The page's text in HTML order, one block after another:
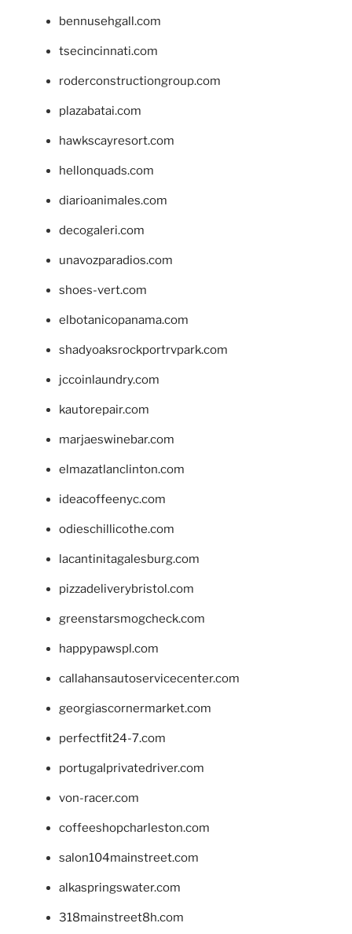
bennusehgall.com
tsecincinnati.com
roderconstructiongroup.com
plazabatai.com
hawkscayresort.com
hellonquads.com
diarioanimales.com
decogaleri.com
unavozparadios.com
shoes-vert.com
elbotanicopanama.com
shadyoaksrockportrvpark.com
jccoinlaundry.com
kautorepair.com
marjaeswinebar.com
elmazatlanclinton.com
ideacoffeenyc.com
odieschillicothe.com
lacantinitagalesburg.com
pizzadeliverybristol.com
greenstarsmogcheck.com
happypawspl.com
callahansautoservicecenter.com
georgiascornermarket.com
perfectfit24-7.com
portugalprivatedriver.com
von-racer.com
coffeeshopcharleston.com
salon104mainstreet.com
alkaspringswater.com
318mainstreet8h.com